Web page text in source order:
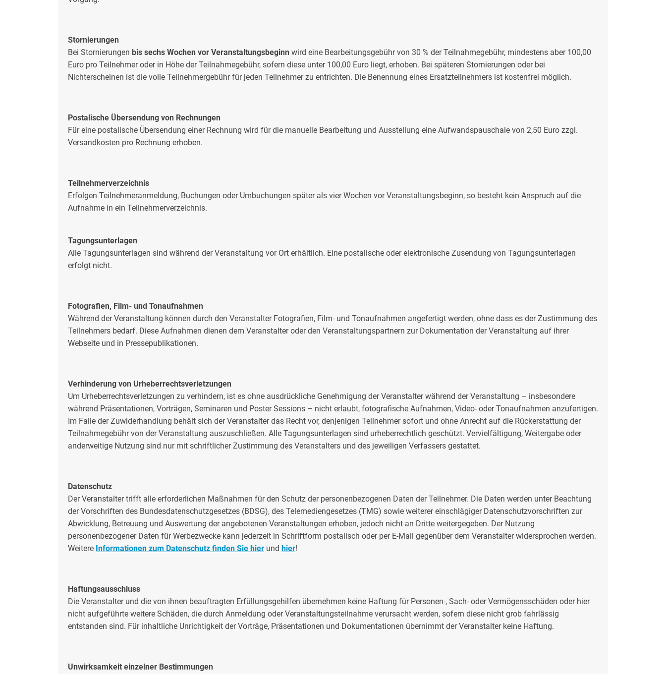
Stornierungen
Bei Stornierungen bis sechs Wochen vor Veranstaltungsbeginn wird eine Bearbeitungsgebühr von 30 % der Teilnahmegebühr, mindestens aber 100,00
Euro pro Teilnehmer oder in Höhe der Teilnahmegebühr, sofern diese unter 100,00 Euro liegt, erhoben. Bei späteren Stornierungen oder bei
Nichterscheinen ist die volle Teilnehmergebühr für jeden Teilnehmer zu entrichten. Die Benennung eines Ersatzteilnehmers ist kostenfrei möglich.
Postalische Übersendung von Rechnungen
Für eine postalische Übersendung einer Rechnung wird für die manuelle Bearbeitung und Ausstellung eine Aufwandspauschale von 2,50 Euro zzgl.
Versandkosten pro Rechnung erhoben.
Teilnehmerverzeichnis
Erfolgen Teilnehmeranmeldung, Buchungen oder Umbuchungen später als vier Wochen vor Veranstaltungsbeginn, so besteht kein Anspruch auf die
Aufnahme in ein Teilnehmerverzeichnis.
Tagungsunterlagen
Alle Tagungsunterlagen sind während der Veranstaltung vor Ort erhältlich. Eine postalische oder elektronische Zusendung von Tagungsunterlagen
erfolgt nicht.
Fotografien, Film- und Tonaufnahmen
Während der Veranstaltung können durch den Veranstalter Fotografien, Film- und Tonaufnahmen angefertigt werden, ohne dass es der Zustimmung des
Teilnehmers bedarf. Diese Aufnahmen dienen dem Veranstalter oder den Veranstaltungspartnern zur Dokumentation der Veranstaltung auf ihrer
Webseite und in Pressepublikationen.
Verhinderung von Urheberrechtsverletzungen
Um Urheberrechtsverletzungen zu verhindern, ist es ohne ausdrückliche Genehmigung der Veranstalter während der Veranstaltung – insbesondere
während Präsentationen, Vorträgen, Seminaren und Poster Sessions – nicht erlaubt, fotografische Aufnahmen, Video- oder Tonaufnahmen anzufertigen.
Im Falle der Zuwiderhandlung behält sich der Veranstalter das Recht vor, denjenigen Teilnehmer sofort und ohne Anrecht auf die Rückerstattung der
Teilnahmegebühr von der Veranstaltung auszuschließen. Alle Tagungsunterlagen sind urheberrechtlich geschützt. Vervielfältigung, Weitergabe oder
anderweitige Nutzung sind nur mit schriftlicher Zustimmung des Veranstalters und des jeweiligen Verfassers gestattet.
Datenschutz
Der Veranstalter trifft alle erforderlichen Maßnahmen für den Schutz der personenbezogenen Daten der Teilnehmer. Die Daten werden unter Beachtung
der Vorschriften des Bundesdatenschutzgesetzes (BDSG), des Telemediengesetzes (TMG) sowie weiterer einschlägiger Datenschutzvorschriften zur
Abwicklung, Betreuung und Auswertung der angebotenen Veranstaltungen erhoben, jedoch nicht an Dritte weitergegeben. Der Nutzung
personenbezogener Daten für Werbezwecke kann jederzeit in Schriftform postalisch oder per E-Mail gegenüber dem Veranstalter widersprochen werden.
Weitere Informationen zum Datenschutz finden Sie hier und hier!
Haftungsausschluss
Die Veranstalter und die von ihnen beauftragten Erfüllungsgehilfen übernehmen keine Haftung für Personen-, Sach- oder Vermögensschäden oder hier
nicht aufgeführte weitere Schäden, die durch Anmeldung oder Veranstaltungsteilnahme verursacht werden, sofern diese nicht grob fahrlässig
entstanden sind. Für inhaltliche Unrichtigkeit der Vorträge, Präsentationen und Dokumentationen übernimmt der Veranstalter keine Haftung.
Unwirksamkeit einzelner Bestimmungen